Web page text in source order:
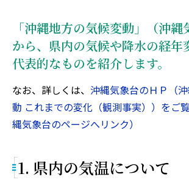
「沖縄地方の気候変動」（沖縄
から、県内の気候や降水の経年
代表的なものを紹介します。
なお、詳しくは、 沖縄気象台のＨＰ（
動 これまでの変化（観測事実））をご
縄気象台のページへリンク）
1. 県内の気温について